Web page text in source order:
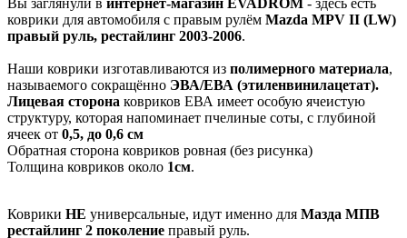
коврики для автомобиля с правым рулём Mazda MPV II (LW)
правый руль, рестайлинг 2003-2006.
Наши коврики изготавливаются из полимерного материала,
называемого сокращённо ЭВА/ЕВА (этиленвинилацетат).
Лицевая сторона ковриков ЕВА имеет особую ячеистую
структуру, которая напоминает пчелиные соты, с глубиной
ячеек от 0,5, до 0,6 см
Обратная сторона ковриков ровная (без рисунка)
Толщина ковриков около 1см.
Коврики НЕ универсальные, идут именно для Мазда МПВ
рестайлинг 2 поколение правый руль.